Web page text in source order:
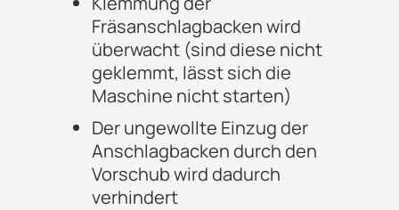
Fräsanschlagbacken wird
überwacht (sind diese nicht
geklemmt, lässt sich die
Maschine nicht starten)
Der ungewollte Einzug der
Anschlagbacken durch den
Vorschub wird dadurch
verhindert